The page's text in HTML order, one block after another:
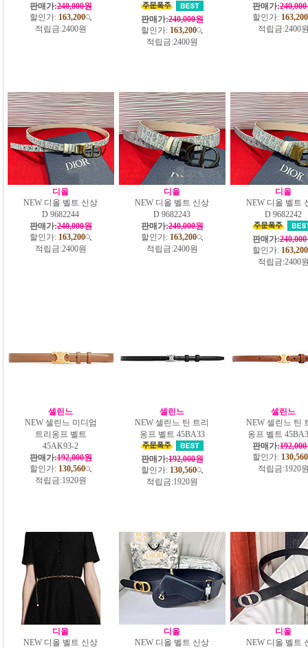
판매가:240,000원
할인가: 163,200
적립금:2400원
판매가:240,000원
할인가: 163,200
적립금:2400원
판매가:
할인가: 163,200
적립금:2400
디올
NEW 디올 벨트 신상
D 9682244
판매가:240,000원
할인가: 163,200
적립금:2400원
디올
NEW 디올 벨트 신상
D 9682243
판매가:240,000원
할인가: 163,200
적립금:2400원
디올
NEW 디올 벨트
D 9682242
판매가:
할인가: 163,200
적립금:2400
셀린느
NEW 셀린느 미디엄
트리옹프 벨트
45AK93-2
판매가:192,000원
할인가: 130,560
적립금:1920원
셀린느
NEW 셀린느 틴 트리
옹프 벨트 45BA33
판매가:192,000원
할인가: 130,560
적립금:1920원
셀린느
NEW 셀린느 틴
옹프 벨트
판매가:
할인가: 130,560
적립금:1920
디올
NEW 디올 벨트 신상
디올
NEW 디올 벨트 신상
디올
NEW 디올 벨트